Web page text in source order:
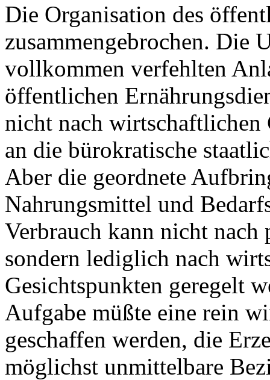
Die Organisation des
zusammengebrochen. Die
vollkommen verfehlten
öffentlichen
nicht nach wirtschaftlichen
an die bürokratische
Aber die geordnete
Nahrungsmittel und
Verbrauch kann nicht
sondern lediglich nach
Gesichtspunkten geregelt
Aufgabe müßte eine rein
geschaffen werden, die
möglichst unmittelbare